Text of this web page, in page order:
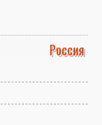
Россия